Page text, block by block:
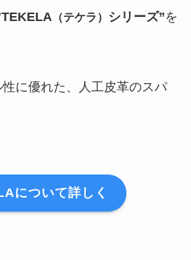
（テケラ） シリーズ”を
に優れた、人工皮革のスパ
について詳しく